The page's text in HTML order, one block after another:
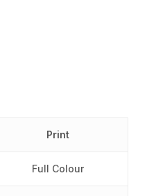
Print
Full Colour